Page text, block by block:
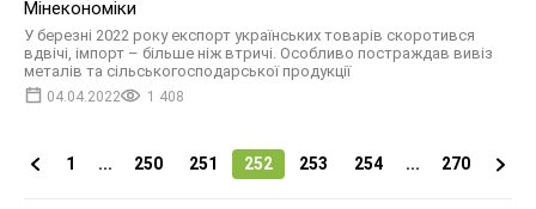
Мінекономіки
У березні 2022 року експорт українських товарів скоротився
вдвічі, імпорт – більше ніж втричі. Особливо постраждав вивіз
металів та сільськогосподарської продукції
04.04.2022 1 408
1 ... 250 251 252 253 254 ... 270